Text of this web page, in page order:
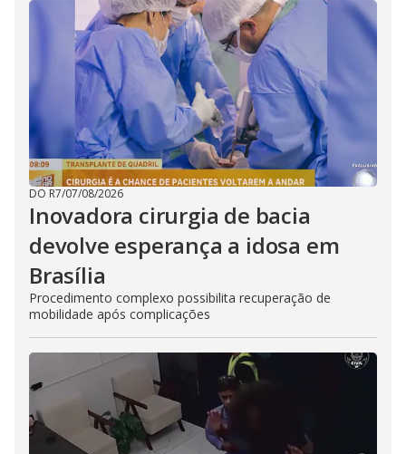
DO R7/07/08/2026
Inovadora cirurgia de bacia
devolve esperança a idosa em
Brasília
Procedimento complexo possibilita recuperação de
mobilidade após complicações